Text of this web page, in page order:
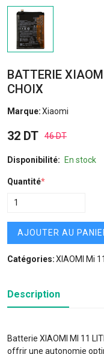
BATTERIE
CHOIX
Marque:Xiaomi
32 DT 46 DT
Disponibilité: En stock
Quantité*
AJOUTER AU
Catégories:XIAOMI Mi
Description
Batterie XIAOMI MI 11
offrir une autonomie